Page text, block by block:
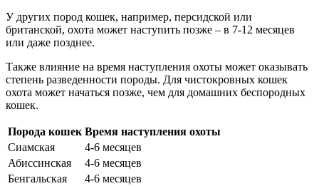
У других пород кошек, например, персидской или
британской, охота может наступить позже – в 7-12 месяцев
или даже позднее.
Также влияние на время наступления охоты может оказывать
степень разведенности породы. Для чистокровных кошек
охота может начаться позже, чем для домашних беспородных
кошек.
Порода кошек Время наступления охоты
Сиамская
4-6 месяцев
Абиссинская
4-6 месяцев
Бенгальская
4-6 месяцев